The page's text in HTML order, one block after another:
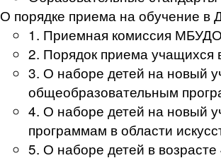
О порядке приема на обучение в
1. Приемная комиссия
2. Порядок приема
3. О наборе детей на новый
общеобразовательным
4. О наборе детей на новый
программам в области
5. О наборе детей в